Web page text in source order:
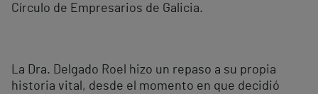
Círculo de Empresarios de Galicia.
La Dra. Delgado Roel hizo un repaso a su propia
historia vital, desde el momento en que decidió